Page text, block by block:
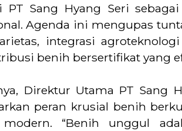
Sang Hyang Seri
Agenda ini mengupas
integrasi
benih bersertifikat yang
Direktur Utama PT Sang
peran krusial benih
“Benih unggul